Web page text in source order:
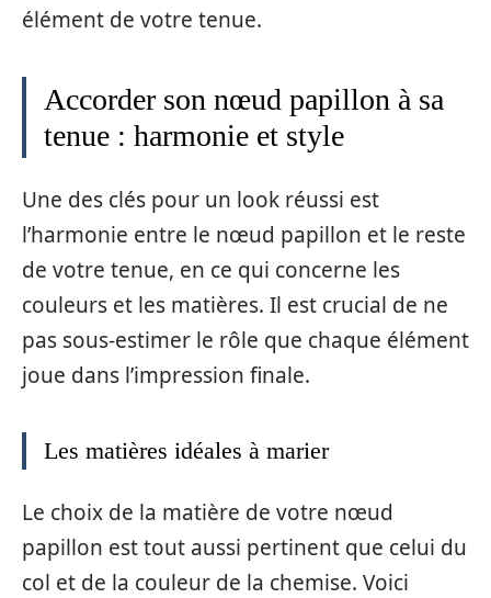
élément de votre tenue.
Accorder son nœud papillon à sa
tenue : harmonie et style
Une des clés pour un look réussi est
l’harmonie entre le nœud papillon et le reste
de votre tenue, en ce qui concerne les
couleurs et les matières. Il est crucial de ne
pas sous-estimer le rôle que chaque élément
joue dans l’impression finale.
Les matières idéales à marier
Le choix de la matière de votre nœud
papillon est tout aussi pertinent que celui du
col et de la couleur de la chemise. Voici